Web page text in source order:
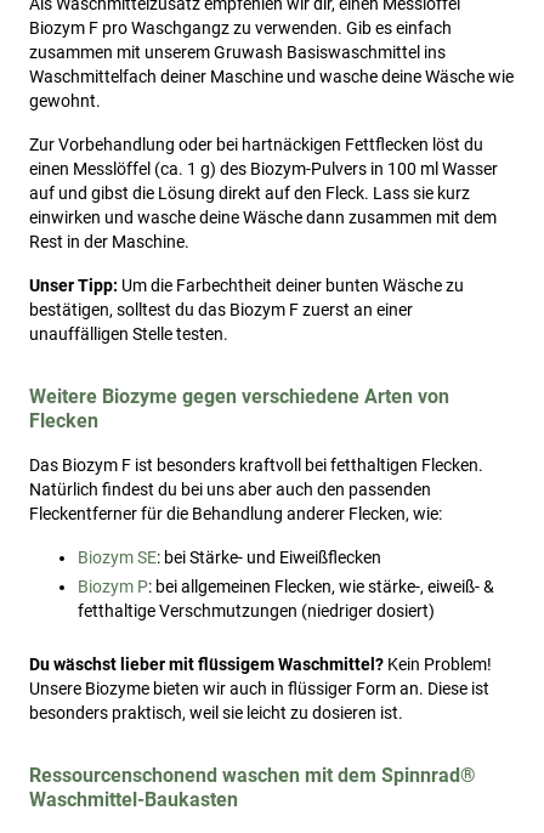
Als Waschmittelzusatz empfehlen wir dir, einen Messlöffel
Biozym F pro Waschgangz zu verwenden. Gib es einfach
zusammen mit unserem Gruwash Basiswaschmittel ins
Waschmittelfach deiner Maschine und wasche deine Wäsche wie
gewohnt.
Zur Vorbehandlung oder bei hartnäckigen Fettflecken löst du
einen Messlöffel (ca. 1 g) des Biozym-Pulvers in 100 ml Wasser
auf und gibst die Lösung direkt auf den Fleck. Lass sie kurz
einwirken und wasche deine Wäsche dann zusammen mit dem
Rest in der Maschine.
Unser Tipp: Um die Farbechtheit deiner bunten Wäsche zu
bestätigen, solltest du das Biozym F zuerst an einer
unauffälligen Stelle testen.
Weitere Biozyme gegen verschiedene Arten von
Flecken
Das Biozym F ist besonders kraftvoll bei fetthaltigen Flecken.
Natürlich findest du bei uns aber auch den passenden
Fleckentferner für die Behandlung anderer Flecken, wie:
Biozym SE: bei Stärke- und Eiweißflecken
Biozym P: bei allgemeinen Flecken, wie stärke-, eiweiß- &
fetthaltige Verschmutzungen (niedriger dosiert)
Du wäschst lieber mit flüssigem Waschmittel? Kein Problem!
Unsere Biozyme bieten wir auch in flüssiger Form an. Diese ist
besonders praktisch, weil sie leicht zu dosieren ist.
Ressourcenschonend waschen mit dem Spinnrad®
Waschmittel-Baukasten